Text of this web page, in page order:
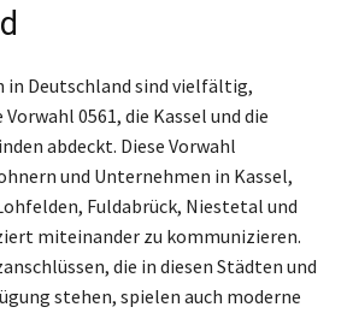
Deutschland sind vielfältig,
0561, die Kassel und die
abdeckt. Diese Vorwahl
und Unternehmen in Kassel,
Fuldabrück, Niestetal und
miteinander zu kommunizieren.
die in diesen Städten und
stehen, spielen auch moderne